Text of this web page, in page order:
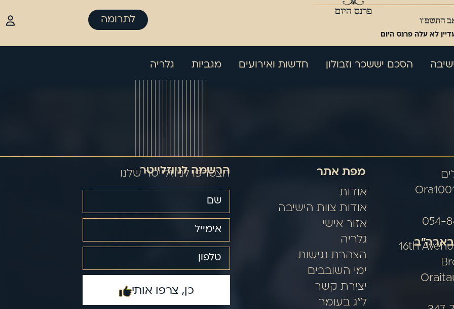
פרנס היום
התשפ"ו
לא עלה פרנס היום
לתרומה
הסכם יששכר וזבולון חדשות ואירועים מגביות גלריה
בארה"ב
5314 16th
מפת אתר
אודות
אודות צוות הישיבה
אזור אישי
גלריה
הצהרת נגישות
ימי השובבים
יצירת קשר
ל"ג בעומר
הרשמה לניוזלייטר
הצטרפו לניוזלייטר שלנו
כן, צרפו אותי